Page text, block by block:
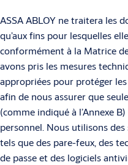
ASSA ABLOY ne traitera les
qu’aux fins pour lesquelles
conformément à la Matrice
avons pris les mesures
appropriées pour protéger
afin de nous assurer que
(comme indiqué à l’Annexe
personnel. Nous utilisons
tels que des pare-feux, des
de passe et des logiciels